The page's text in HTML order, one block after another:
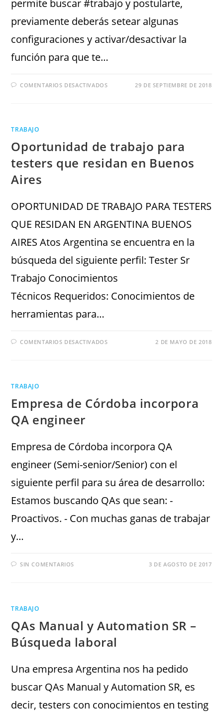
permite buscar #trabajo y postularte,
previamente deberás setear algunas
configuraciones y activar/desactivar la
función para que te…
COMENTARIOS DESACTIVADOS 29 DE SEPTIEMBRE DE 2018
TRABAJO
Oportunidad de trabajo para
testers que residan en Buenos
Aires
OPORTUNIDAD DE TRABAJO PARA TESTERS
QUE RESIDAN EN ARGENTINA BUENOS
AIRES Atos Argentina se encuentra en la
búsqueda del siguiente perfil: Tester Sr
Trabajo Conocimientos
Técnicos Requeridos: Conocimientos de
herramientas para…
COMENTARIOS DESACTIVADOS 2 DE MAYO DE 2018
TRABAJO
Empresa de Córdoba incorpora
QA engineer
Empresa de Córdoba incorpora QA
engineer (Semi-senior/Senior) con el
siguiente perfil para su área de desarrollo:
Estamos buscando QAs que sean: -
Proactivos. - Con muchas ganas de trabajar
y…
SIN COMENTARIOS 3 DE AGOSTO DE 2017
TRABAJO
QAs Manual y Automation SR –
Búsqueda laboral
Una empresa Argentina nos ha pedido
buscar QAs Manual y Automation SR, es
decir, testers con conocimientos en testing